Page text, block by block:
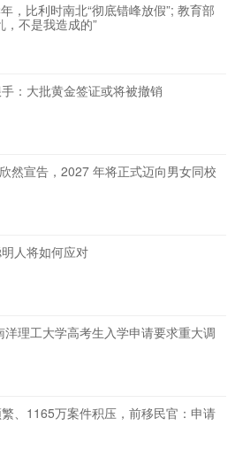
，比利时南北“彻底错峰放假”; 教育部
，不是我造成的”
：大批黄金签证或将被撤销
然宣告，2027 年将正式迈向男女同校
人将如何应对
理工大学高考生入学申请要求重大调
、1165万案件积压，前移民官：申请